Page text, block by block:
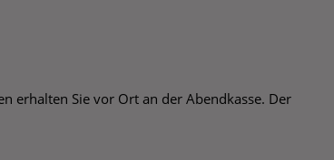
erhalten Sie vor Ort an der Abendkasse. Der